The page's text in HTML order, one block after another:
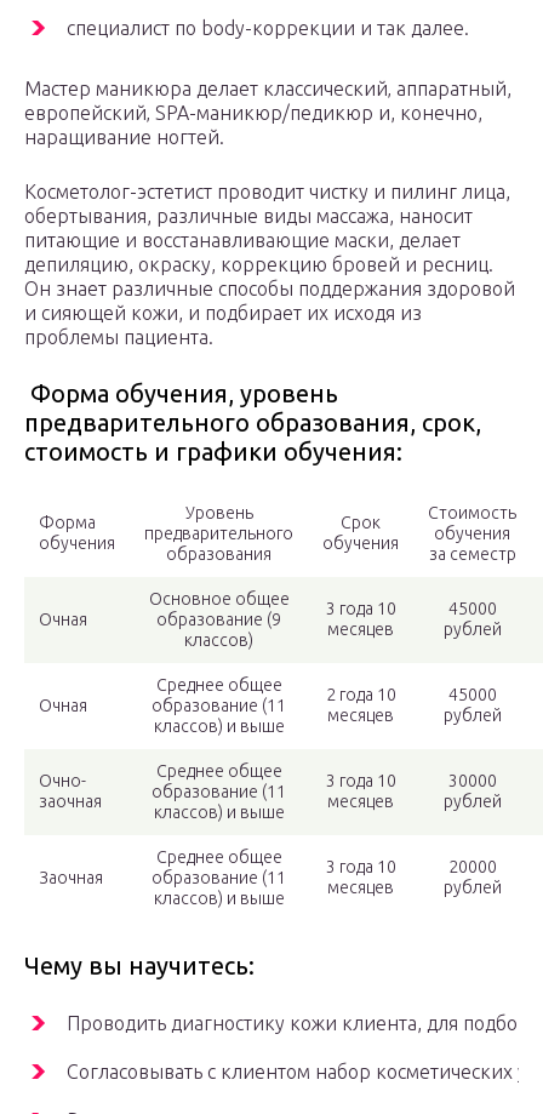
специалист по body-коррекции и так далее.
Мастер маникюра делает классический‚ аппаратный,
европейский‚ SPA-маникюр/педикюр и, конечно,
наращивание ногтей.
Косметолог-эстетист проводит чистку и пилинг лица,
обертывания, различные виды массажа, наносит
питающие и восстанавливающие маски, делает
депиляцию, окраску, коррекцию бровей и ресниц.
Он знает различные способы поддержания здоровой
и сияющей кожи, и подбирает их исходя из
проблемы пациента.
Форма обучения, уровень
предварительного образования, срок,
стоимость и графики обучения:
Форма
обучения
Уровень
предварительного
образования
Срок
обучения
Стоимость
обучения
за семестр
Очная
Основное общее
образование (9
классов)
3 года 10
месяцев
45000
рублей
Очная
Среднее общее
образование (11
классов) и выше
2 года 10
месяцев
45000
рублей
Очно-
заочная
Среднее общее
образование (11
классов) и выше
3 года 10
месяцев
30000
рублей
Заочная
Среднее общее
образование (11
классов) и выше
3 года 10
месяцев
20000
рублей
Чему вы научитесь:
Проводить диагностику кожи клиента, для
Согласовывать с клиентом набор косметических